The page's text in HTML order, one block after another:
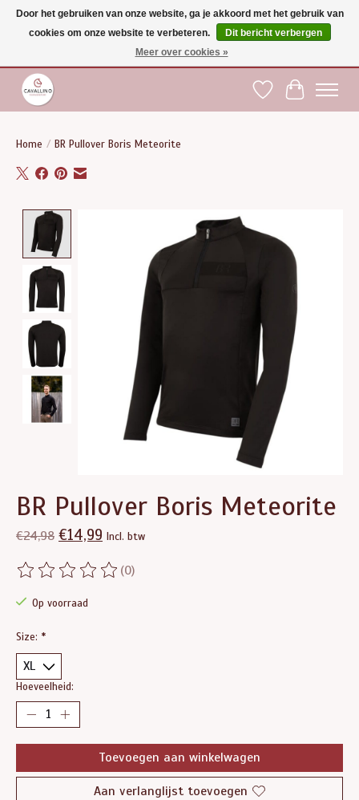
Gratis verzending vanaf €75 binnen BE - vanaf €100 naar EU | Voor 17:00 besteld is
dezelfde dag verzonden | Klantendienst: +32 (0)51 21 27 00 |
Verlanglijst
Home / BR Pullover Boris Meteorite
Product image slideshow Items
BR Pullover Boris Meteorite
€24,98 €14,99 Incl. btw
De beoordeling van dit product is
(0)
Op voorraad
Size: *
Hoeveelheid:
Toevoegen aan winkelwagen
Aan verlanglijst toevoegen
Door het gebruiken van onze website, ga je akkoord met het gebruik van
cookies om onze website te verbeteren.
Dit bericht verbergen
Meer over cookies »